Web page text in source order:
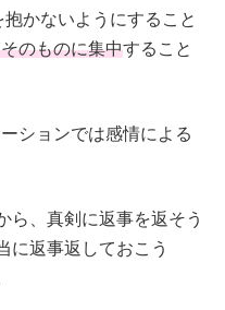
かないようにすること
のものに集中すること
ションでは感情による
ら、真剣に返事を返そう
に返事返しておこう